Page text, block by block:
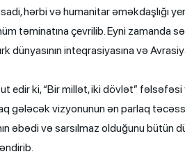
hərbi və humanitar əməkdaşlığı
təminatına çevrilib. Eyni zamanda
dünyasının inteqrasiyasına və
edir ki, “Bir millət, iki dövlət” fəlsəfəsi
gələcək vizyonunun ən parlaq
əbədi və sarsılmaz olduğunu bütün